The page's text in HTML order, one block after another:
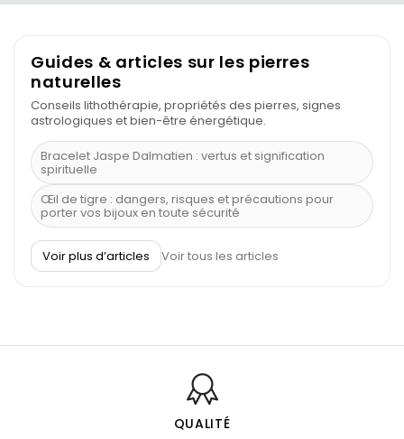
Guides & articles sur les pierres
naturelles
Conseils lithothérapie, propriétés des pierres, signes
astrologiques et bien-être énergétique.
Bracelet Jaspe Dalmatien : vertus et signification
spirituelle
Œil de tigre : dangers, risques et précautions pour
porter vos bijoux en toute sécurité
À quel poignet porter un bracelet de pierre
Découvrez le scorpion et ses pierres
Bienfaits de la sélénite – pierre des anges
L’améthyste est-elle faite pour moi ?
Voir plus d’articles Voir tous les articles
QUALITÉ